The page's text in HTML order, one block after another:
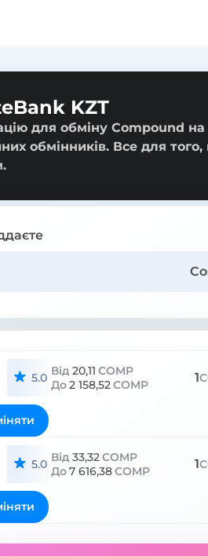
KZT
для обміну Compound на
обмінників. Все для
5.0 Від 20,11 COMP
До2 158,52COMP 1
5.0 Від 33,32COMP
До7 616,38COMP 1